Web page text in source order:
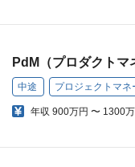
PdM（プロダクト
中途 プロジェクトマ
年収 900万円 〜 1300